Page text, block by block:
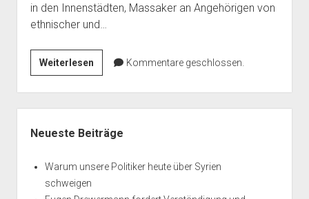
in den Innenstädten, Massaker an Angehörigen von
ethnischer und…
WeiterlesenDer
Verdeckte
Krieg
der
NATO-
gegen
Kommentare geschlossen.
Neueste Beiträge
Warum unsere Politiker heute über Syrien
schweigen